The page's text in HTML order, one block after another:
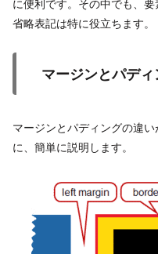
省略表記は特に役立ちます。
マージンとパデ
マージンとパディングの違
に、簡単に説明します。